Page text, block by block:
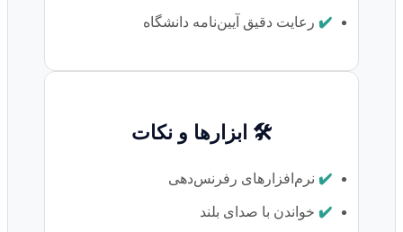
✔️رعایت دقیق آیین‌نامه دانشگاه
🛠️ ابزارها و نکات
✔️نرم‌افزارهای رفرنس‌دهی
✔️خواندن با صدای بلند